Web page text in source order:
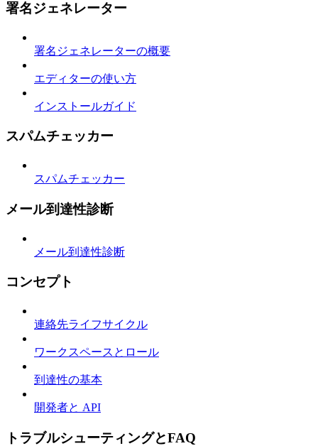
署名ジェネレーター
署名ジェネレーターの概要
エディターの使い方
インストールガイド
スパムチェッカー
スパムチェッカー
メール到達性診断
メール到達性診断
コンセプト
連絡先ライフサイクル
ワークスペースとロール
到達性の基本
開発者と API
トラブルシューティングとFAQ